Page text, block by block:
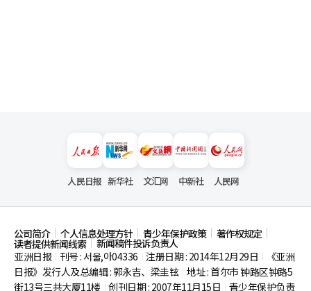
人民日报 新华社 文汇网 中新社 人民网
公司简介 个人信息处理方针 青少年保护政策 著作权规定
读者提供新闻线索
新闻稿件投诉负责人
亚洲日报
刊号 : 서울,아04336 注册日期 : 2014年12月29日
《亚洲
日报》发行人及总编辑 : 郭永吉、梁圭铉 地址 : 首尔市钟路区钟路5
街13号三共大厦11楼 创刊日期 : 2007年11月15日 青少年保护负责